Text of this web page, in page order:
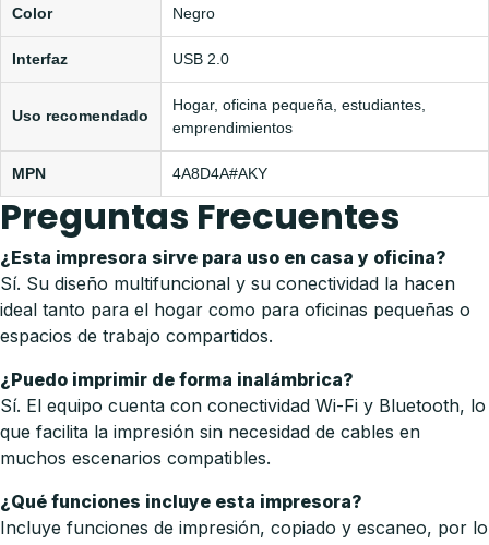
Color Negro
Interfaz USB 2.0
Uso recomendado
Hogar, oficina pequeña, estudiantes,
emprendimientos
MPN 4A8D4A#AKY
Preguntas Frecuentes
¿Esta impresora sirve para uso en casa y oficina?
Sí. Su diseño multifuncional y su conectividad la hacen
ideal tanto para el hogar como para oficinas pequeñas o
espacios de trabajo compartidos.
¿Puedo imprimir de forma inalámbrica?
Sí. El equipo cuenta con conectividad Wi-Fi y Bluetooth, lo
que facilita la impresión sin necesidad de cables en
muchos escenarios compatibles.
¿Qué funciones incluye esta impresora?
Incluye funciones de impresión, copiado y escaneo, por lo